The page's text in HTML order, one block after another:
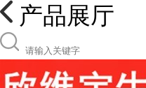
产品展厅